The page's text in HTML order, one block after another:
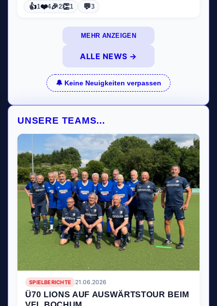
👍1❤️4🎉2👏1 💬3
MEHR ANZEIGEN
ALLE NEWS →
🔔 Keine Neuigkeiten verpassen
UNSERE TEAMS...
SPIELBERICHTE 21.06.2026
Ü70 LIONS AUF AUSWÄRTSTOUR BEIM